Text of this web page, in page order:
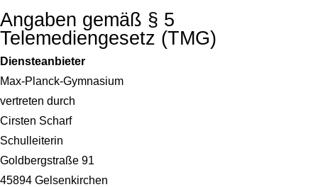
Angaben gemäß § 5
Telemediengesetz (TMG)
Diensteanbieter
Max-Planck-Gymnasium
vertreten durch
Cirsten Scharf
Schulleiterin
Goldbergstraße 91
45894 Gelsenkirchen